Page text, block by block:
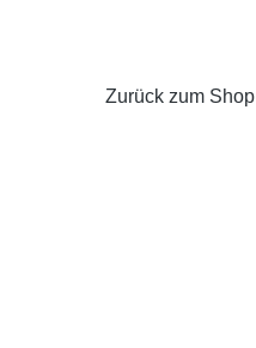
Zurück zum Shop